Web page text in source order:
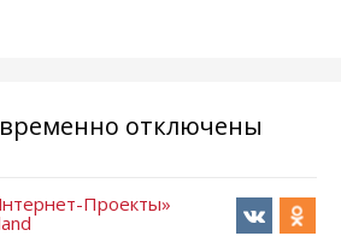
отключены
Проекты»